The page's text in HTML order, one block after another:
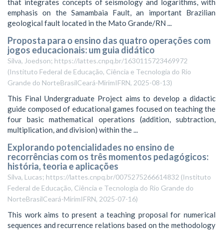
emphasis on the Samambaia Fault, an important Brazilian
geological fault located in the Mato Grande/RN ...
Proposta para o ensino das quatro operações com
jogos educacionais: um guia didático
Silva, Joedson; https://lattes.cnpq.br/1630115723469972
(Instituto Federal de Educação, Ciência e Tecnologia do Rio
Grande do NorteBrasilCeará-MirimIFRN, 2025-08-13)
This Final Undergraduate Project aims to develop a didactic
guide composed of educational games focused on teaching the
four basic mathematical operations (addition, subtraction,
multiplication, and division) within the ...
Explorando potencialidades no ensino de
recorrências com os três momentos pedagógicos:
história, teoria e aplicações
Silva, Lucas; https://lattes.cnpq.br/0075275266614832 (Instituto
Federal de Educação, Ciência e Tecnologia do Rio Grande do
NorteBrasilCeará-MirimIFRN, 2025-07-16)
This work aims to present a teaching proposal for numerical
sequences and recurrence relations based on the methodology